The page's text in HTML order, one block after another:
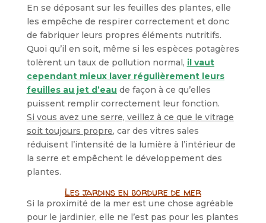
En se déposant sur les feuilles des plantes, elle
les empêche de respirer correctement et donc
de fabriquer leurs propres éléments nutritifs.
Quoi qu’il en soit, même si les espèces potagères
tolèrent un taux de pollution normal, il vaut
cependant mieux laver régulièrement leurs
feuilles au jet d’eau de façon à ce qu’elles
puissent remplir correctement leur fonction.
Si vous avez une serre, veillez à ce que le vitrage
soit toujours propre, car des vitres sales
réduisent l’intensité de la lumière à l’intérieur de
la serre et empêchent le développement des
plantes.
Les jardins en bordure de mer
Si la proximité de la mer est une chose agréable
pour le jardinier, elle ne l’est pas pour les plantes